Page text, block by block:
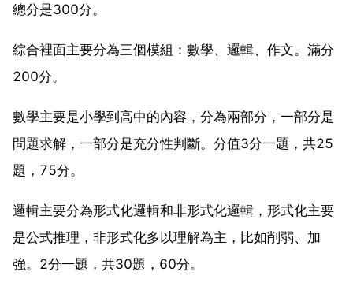
總分是300分。
綜合裡面主要分為三個模組：數學、邏輯、作文。滿分
200分。
數學主要是小學到高中的內容，分為兩部分，一部分是
問題求解，一部分是充分性判斷。分值3分一題，共25
題，75分。
邏輯主要分為形式化邏輯和非形式化邏輯，形式化主要
是公式推理，非形式化多以理解為主，比如削弱、加
強。2分一題，共30題，60分。